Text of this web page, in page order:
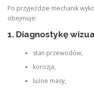
Po przyjeździe mechanik
obejmuje:
1. Diagnostykę
stan przewodów,
korozja,
luźne masy,